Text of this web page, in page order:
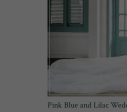
Pink Blue and Lilac